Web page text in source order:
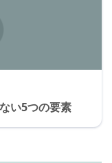
い5つの要素